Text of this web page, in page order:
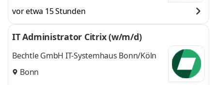
vor etwa 15 Stunden
IT Administrator Citrix (w/m/d)
Bechtle GmbH IT-Systemhaus Bonn/Köln
Bonn